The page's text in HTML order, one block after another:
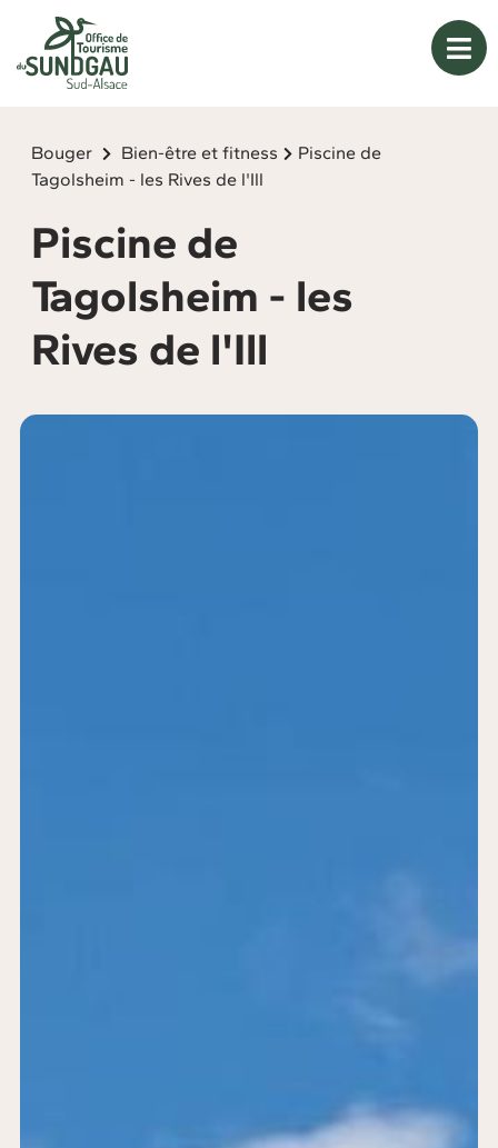
Bouger Bien-être et fitness
Piscine de
Tagolsheim - les Rives de l'Ill
Piscine de
Tagolsheim - les
Rives de l'Ill
Panneau de gestion des cookies